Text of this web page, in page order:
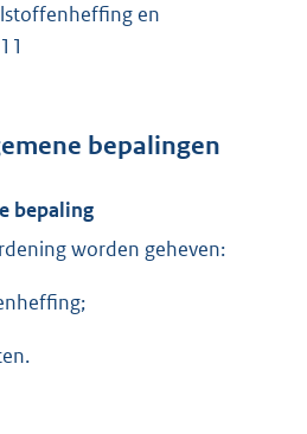
en
bepalingen
bepaling
worden geheven: